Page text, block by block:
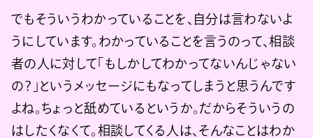
でもそういうわかっていることを、自分は言わないよ
うにしています。わかっていることを言うのって、相談
者の人に対して「もしかしてわかってないんじゃない
の？」というメッセージにもなってしまうと思うんです
よね。ちょっと舐めているというか。だからそういうの
はしたくなくて。相談してくる人は、そんなことはわか